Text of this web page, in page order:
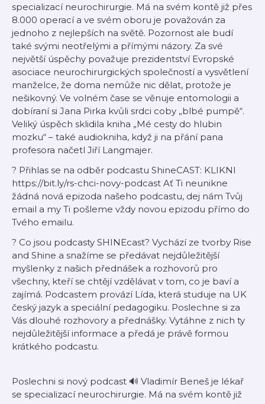
specializací neurochirurgie. Má na svém kontě již přes
8.000 operací a ve svém oboru je považován za
jednoho z nejlepších na světě. Pozornost ale budí
také svými neotřelými a přímými názory. Za své
největší úspěchy považuje prezidentství Evropské
asociace neurochirurgických společností a vysvětlení
manželce, že doma nemůže nic dělat, protože je
nešikovný. Ve volném čase se věnuje entomologii a
dobíraní si Jana Pirka kvůli srdci coby „blbé pumpě“.
Veliký úspěch sklidila kniha „Mé cesty do hlubin
mozku“ – také audiokniha, když ji na přání pana
profesora načetl Jiří Langmajer.
? Přihlas se na odběr podcastu ShineCAST: KLIKNI
https://bit.ly/rs-chci-novy-podcast Ať Ti neunikne
žádná nová epizoda našeho podcastu, dej nám Tvůj
email a my Ti pošleme vždy novou epizodu přímo do
Tvého emailu.
? Co jsou podcasty SHINEcast? Vychází ze tvorby Rise
and Shine a snažíme se předávat nejdůležitější
myšlenky z našich přednášek a rozhovorů pro
všechny, kteří se chtějí vzdělávat v tom, co je baví a
zajímá. Podcastem provází Lída, která studuje na UK
český jazyk a speciální pedagogiku. Poslechne si za
Vás dlouhé rozhovory a přednášky. Vytáhne z nich ty
nejdůležitější informace a předá je právě formou
krátkého podcastu.
Poslechni si nový podcast 🔊 Vladimír Beneš je lékař
se specializací neurochirurgie. Má na svém kontě již